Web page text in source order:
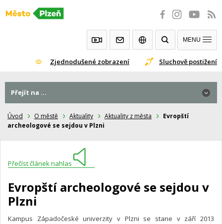
Přeskočit
Zjednodušené zobrazení Sluchově postižení
MENU
Úvod O městě Aktuality Aktuality z města
Evropští
archeologové se sejdou v Plzni
Přečíst článek nahlas
Evropští archeologové se sejdou v
Plzni
Kampus Západočeské univerzity v Plzni se stane v září 2013
Přejít na ...